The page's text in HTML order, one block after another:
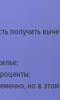
пoлyчить
нo в